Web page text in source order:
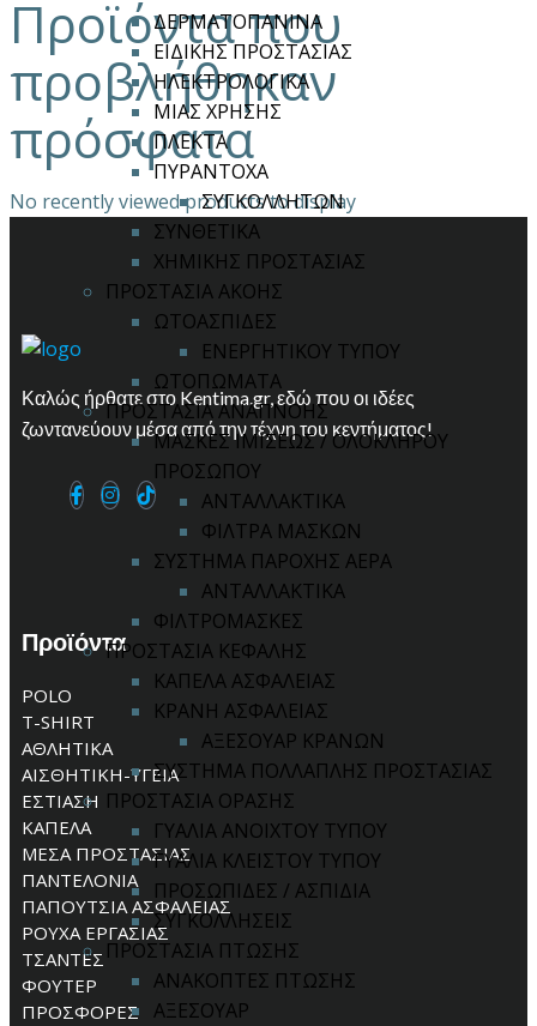
ΔΕΡΜΑΤΟΠΑΝΙΝΑ
ΕΙΔΙΚΗΣ ΠΡΟΣΤΑΣΙΑΣ
ΗΛΕΚΤΡΟΛΟΓΙΚΑ
ΜΙΑΣ ΧΡΗΣΗΣ
ΠΛΕΚΤΑ
ΠΥΡΑΝΤΟΧΑ
ΣΥΓΚΟΛΛΗΤΩΝ
ΣΥΝΘΕΤΙΚΑ
ΧΗΜΙΚΗΣ ΠΡΟΣΤΑΣΙΑΣ
ΠΡΟΣΤΑΣΙΑ ΑΚΟΗΣ
ΩΤΟΑΣΠΙΔΕΣ
ΕΝΕΡΓΗΤΙΚΟΥ ΤΥΠΟΥ
ΩΤΟΠΩΜΑΤΑ
ΠΡΟΣΤΑΣΙΑ ΑΝΑΠΝΟΗΣ
ΜΑΣΚΕΣ ΙΜΙΣΕΩΣ / ΟΛΟΚΛΗΡΟΥ
ΠΡΟΣΩΠΟΥ
ΑΝΤΑΛΛΑΚΤΙΚΑ
ΦΙΛΤΡΑ ΜΑΣΚΩΝ
ΣΥΣΤΗΜΑ ΠΑΡΟΧΗΣ ΑΕΡΑ
ΑΝΤΑΛΛΑΚΤΙΚΑ
ΦΙΛΤΡΟΜΑΣΚΕΣ
ΠΡΟΣΤΑΣΙΑ ΚΕΦΑΛΗΣ
ΚΑΠΕΛΑ ΑΣΦΑΛΕΙΑΣ
ΚΡΑΝΗ ΑΣΦΑΛΕΙΑΣ
ΑΞΕΣΟΥΑΡ ΚΡΑΝΩΝ
ΣΥΣΤΗΜΑ ΠΟΛΛΑΠΛΗΣ ΠΡΟΣΤΑΣΙΑΣ
ΠΡΟΣΤΑΣΙΑ ΟΡΑΣΗΣ
ΓΥΑΛΙΑ ΑΝΟΙΧΤΟΥ ΤΥΠΟΥ
ΓΥΑΛΙΑ ΚΛΕΙΣΤΟΥ ΤΥΠΟΥ
ΠΡΟΣΩΠΙΔΕΣ / ΑΣΠΙΔΙΑ
ΣΥΓΚΟΛΛΗΣΕΙΣ
ΠΡΟΣΤΑΣΙΑ ΠΤΩΣΗΣ
ΑΝΑΚΟΠΤΕΣ ΠΤΩΣΗΣ
ΑΞΕΣΟΥΑΡ
σελίδα
του
προϊόντος
Προϊόντα που
προβλήθηκαν
πρόσφατα
No recently viewed products to display
Καλώς ήρθατε στο Kentima.gr, εδώ που οι ιδέες
ζωντανεύουν μέσα από την τέχνη του κεντήματος!
Προϊόντα
POLO
T-SHIRT
ΑΘΛΗΤΙΚΑ
ΑΙΣΘΗΤΙΚΗ-ΥΓΕΙΑ
ΕΣΤΙΑΣΗ
ΚΑΠΕΛΑ
ΜΕΣΑ ΠΡΟΣΤΑΣΙΑΣ
ΠΑΝΤΕΛΟΝΙΑ
ΠΑΠΟΥΤΣΙΑ ΑΣΦΑΛΕΙΑΣ
ΡΟΥΧΑ ΕΡΓΑΣΙΑΣ
ΤΣΑΝΤΕΣ
ΦΟΥΤΕΡ
ΠΡΟΣΦΟΡΕΣ